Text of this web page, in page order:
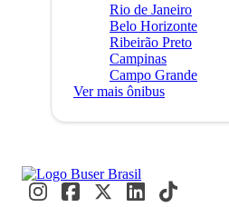
Rio de Janeiro
Belo Horizonte
Ribeirão Preto
Campinas
Campo Grande
Ver mais ônibus